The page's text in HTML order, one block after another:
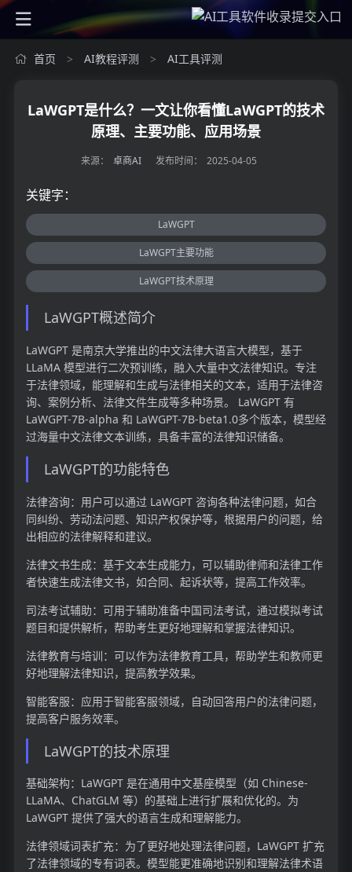
首页 > AI教程评测 > AI工具评测
LaWGPT是什么？一文让你看懂LaWGPT的技术
原理、主要功能、应用场景
来源： 卓商AI 发布时间： 2025-04-05
关键字：
LaWGPT
LaWGPT主要功能
LaWGPT技术原理
LaWGPT概述简介
LaWGPT 是南京大学推出的中文法律大语言大模型，基于
LLaMA 模型进行二次预训练，融入大量中文法律知识。专注
于法律领域，能理解和生成与法律相关的文本，适用于法律咨
询、案例分析、法律文件生成等多种场景。 LaWGPT 有
LaWGPT-7B-alpha 和 LaWGPT-7B-beta1.0多个版本，模型经
过海量中文法律文本训练，具备丰富的法律知识储备。
LaWGPT的功能特色
法律咨询：用户可以通过 LaWGPT 咨询各种法律问题，如合
同纠纷、劳动法问题、知识产权保护等，根据用户的问题，给
出相应的法律解释和建议。
法律文书生成：基于文本生成能力，可以辅助律师和法律工作
者快速生成法律文书，如合同、起诉状等，提高工作效率。
司法考试辅助：可用于辅助准备中国司法考试，通过模拟考试
题目和提供解析，帮助考生更好地理解和掌握法律知识。
法律教育与培训：可以作为法律教育工具，帮助学生和教师更
好地理解法律知识，提高教学效果。
智能客服：应用于智能客服领域，自动回答用户的法律问题，
提高客户服务效率。
LaWGPT的技术原理
基础架构：LaWGPT 是在通用中文基座模型（如 Chinese-
LLaMA、ChatGLM 等）的基础上进行扩展和优化的。为
LaWGPT 提供了强大的语言生成和理解能力。
法律领域词表扩充：为了更好地处理法律问题，LaWGPT 扩充
了法律领域的专有词表。模型能更准确地识别和理解法律术语